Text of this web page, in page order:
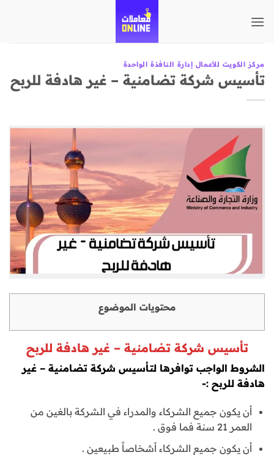
للمحتوى
مركز الكويت للأعمال إدارة النافذة الواحدة
تأسيس شركة تضامنية – غير هادفة للربح
محتويات الموضوع
تأسيس شركة تضامنية – غير هادفة للربح
الشروط الواجب توافرها لتأسيس شركة تضامنية – غير
هادفة للربح :-
أن يكون جميع الشركاء والمدراء في الشركة بالغين من
العمر 21 سنة فما فوق .
أن يكون جميع الشركاء أشخاصاً طبيعين .